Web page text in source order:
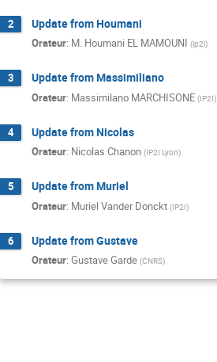
2 Update from Houmani
Orateur: M. Houmani EL MAMOUNI (ip2i)
3 Update from Massimiliano
Orateur: Massimilano MARCHISONE (IP2I)
4 Update from Nicolas
Orateur: Nicolas Chanon (IP2I Lyon)
5 Update from Muriel
Orateur: Muriel Vander Donckt (IP2I)
6 Update from Gustave
Orateur: Gustave Garde (CNRS)